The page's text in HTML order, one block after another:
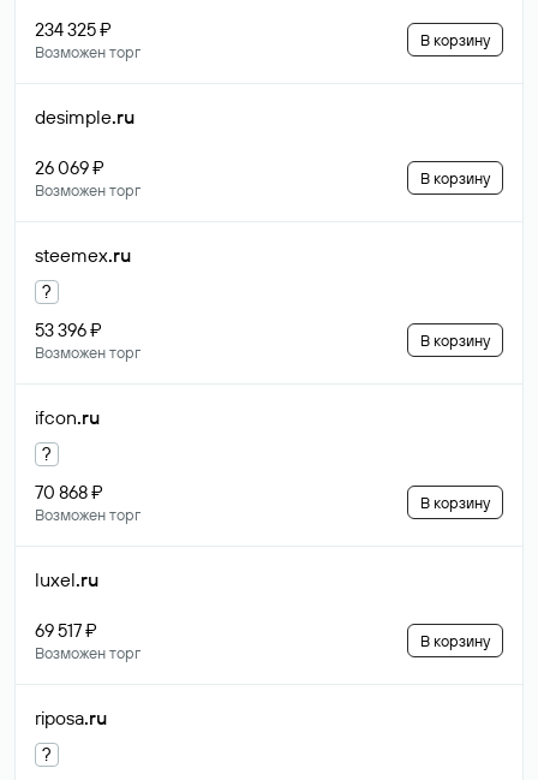
234 325 ₽
Возможен торг
В корзину
desimple.ru
26 069 ₽
Возможен торг
В корзину
steemex.ru
?
53 396 ₽
Возможен торг
В корзину
ifcon.ru
?
70 868 ₽
Возможен торг
В корзину
luxel.ru
69 517 ₽
Возможен торг
В корзину
riposa.ru
?